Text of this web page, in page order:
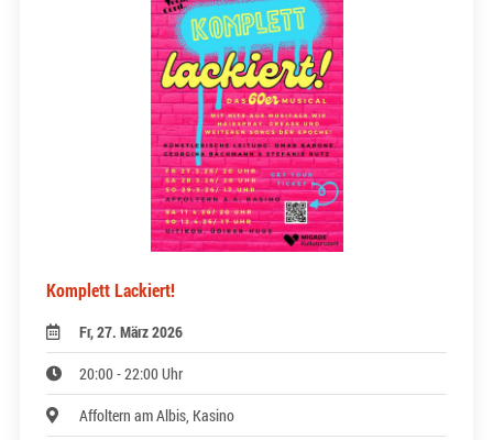
Komplett Lackiert!
Fr, 27. März 2026
20:00 - 22:00 Uhr
Affoltern am Albis, Kasino